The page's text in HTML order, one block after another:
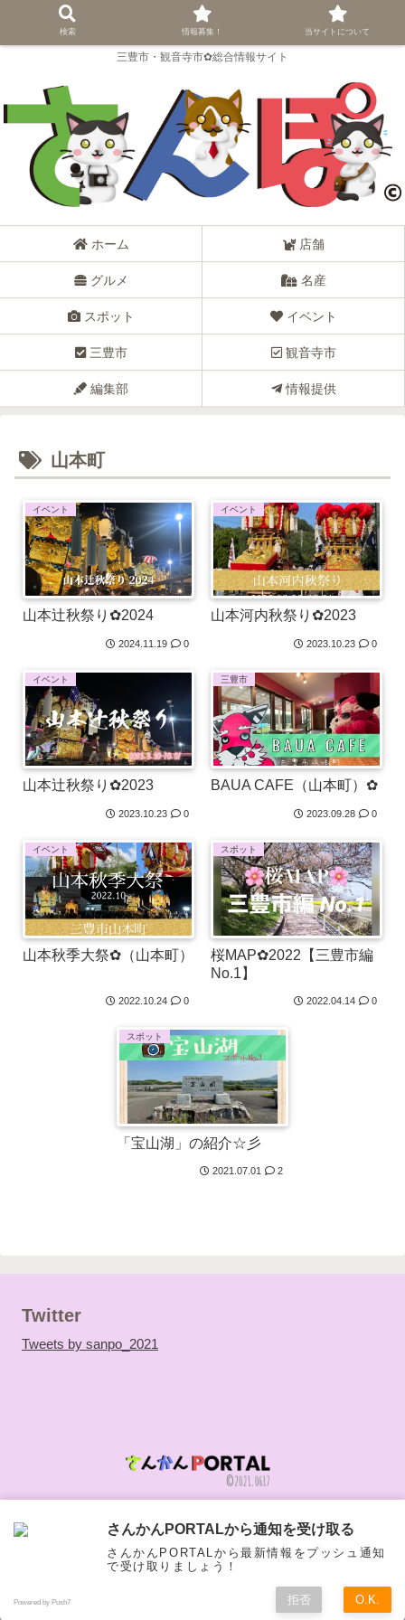
三豊市・観音寺市✿総合情報サイト
ホーム 店舗
グルメ 名産
スポット イベント
三豊市 観音寺市
編集部 情報提供
山本町
イベント
山本辻秋祭り✿2024
2024.11.19 0
イベント
山本河内秋祭り✿2023
2023.10.23 0
イベント
山本辻秋祭り✿2023
2023.10.23 0
三豊市
BAUA CAFE（山本町）✿
2023.09.28 0
イベント
山本秋季大祭✿（山本町）
2022.10.24 0
スポット
桜MAP✿2022【三豊市編
No.1】
2022.04.14 0
スポット
「宝山湖」の紹介☆彡
2021.07.01 2
Twitter
Tweets by sanpo_2021
編集部
情報提供
プライバシーポリシー
© 2021-2026 さんかんPORTAL.
検索 情報募集！ 当サイトについて
ホーム
さんかんPORTALから通知を受け取る
さんかんPORTALから最新情報をプッシュ通知
で受け取りましょう！
Powered by Push7 拒否 O.K.